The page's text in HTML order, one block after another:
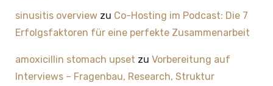
sinusitis overviewzu Co-Hosting im Podcast: Die 7
Erfolgsfaktoren für eine perfekte Zusammenarbeit
amoxicillin stomach upset zu Vorbereitung auf
Interviews – Fragenbau, Research, Struktur